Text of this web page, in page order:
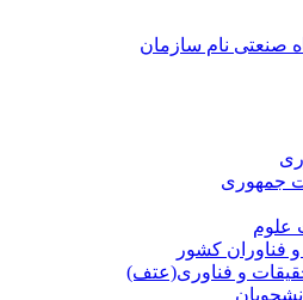
صنعتی نام سازمان
جمهوری
علوم
فناوران کشور
و فناوری(عتف)